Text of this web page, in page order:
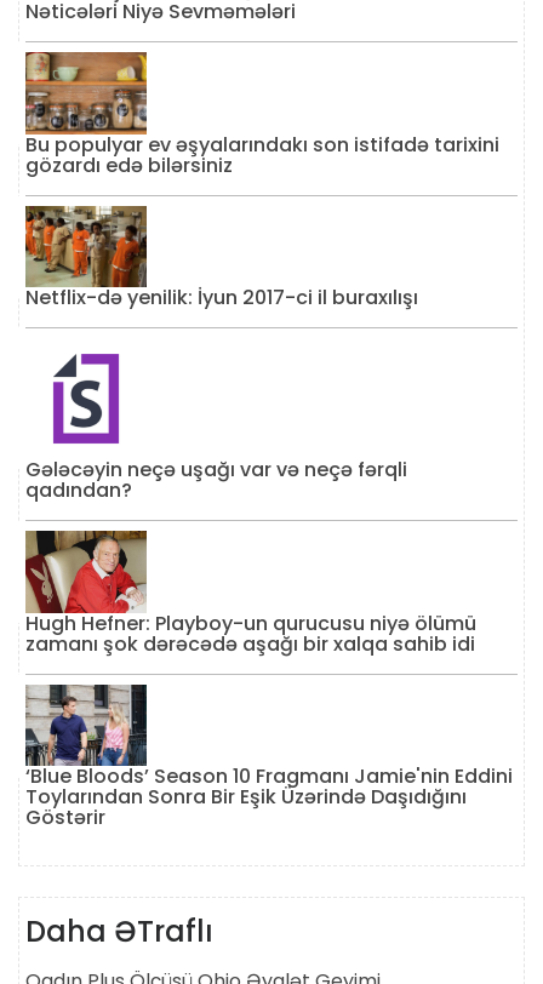
Nəticələri Niyə Sevməmələri
Bu populyar ev əşyalarındakı son istifadə tarixini
gözardı edə bilərsiniz
Netflix-də yenilik: İyun 2017-ci il buraxılışı
Gələcəyin neçə uşağı var və neçə fərqli
qadından?
Hugh Hefner: Playboy-un qurucusu niyə ölümü
zamanı şok dərəcədə aşağı bir xalqa sahib idi
‘Blue Bloods’ Season 10 Fragmanı Jamie'nin Eddini
Toylarından Sonra Bir Eşik Üzərində Daşıdığını
Göstərir
Daha ƏTraflı